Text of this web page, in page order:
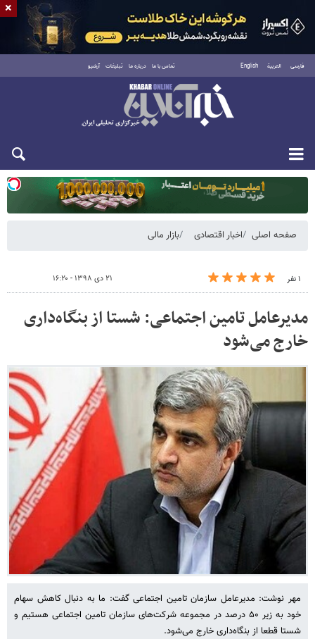
فارسی العربية English تماس با ما درباره ما تبلیغات آرشیو
یکشنبه ۱۸ مرداد ۱۴۰۵
صفحه اصلی اخبار اقتصادی بازار مالی
۱ نفر ۲۱ دی ۱۳۹۸ - ۱۶:۲۰
مدیرعامل تامین اجتماعی: شستا از بنگاه‌داری
خارج می‌شود
مهر نوشت: مدیرعامل سازمان تامین اجتماعی گفت: ما به دنبال کاهش سهام
خود به زیر ۵۰ درصد در مجموعه شرکت‌های سازمان تامین اجتماعی هستیم و
شستا قطعا از بنگاه‌داری خارج می‌شود.
×